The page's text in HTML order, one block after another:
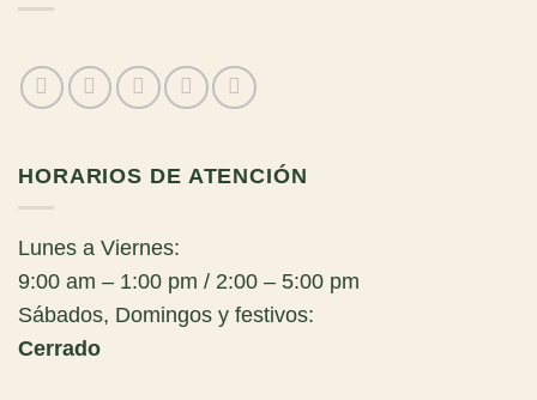
HORARIOS DE ATENCIÓN
Lunes a Viernes:
9:00 am – 1:00 pm / 2:00 – 5:00 pm
Sábados, Domingos y festivos:
Cerrado